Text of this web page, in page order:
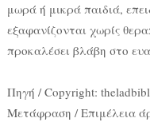
μωρά ή μικρά παιδιά,
εξαφανίζονται χωρίς
προκαλέσει βλάβη στο
Πηγή / Copyright:
Μετάφραση / Επιμέλεια